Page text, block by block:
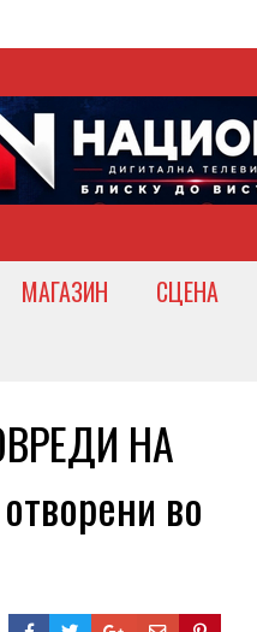
МАГАЗИН СЦЕНА
НА
во